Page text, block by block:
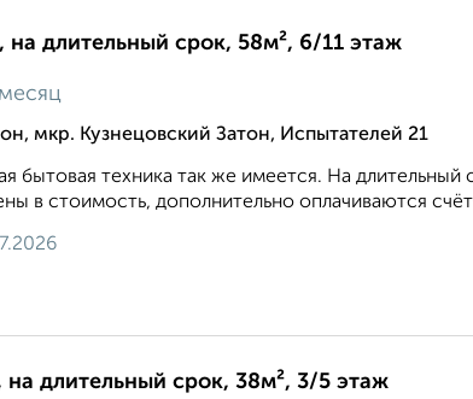
на длительный срок, 58м², 6/11 этаж
мкр. Кузнецовский Затон, Испытателей 21
бытовая техника так же имеется. На
в стоимость, дополнительно оплачиваются
на длительный срок, 38м², 3/5 этаж